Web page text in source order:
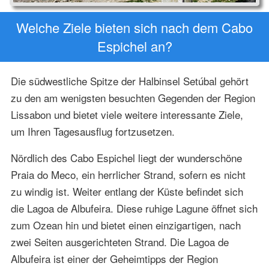
Welche Ziele bieten sich nach dem Cabo
Espichel an?
Die südwestliche Spitze der Halbinsel Setúbal gehört
zu den am wenigsten besuchten Gegenden der Region
Lissabon und bietet viele weitere interessante Ziele,
um Ihren Tagesausflug fortzusetzen.
Nördlich des Cabo Espichel liegt der wunderschöne
Praia do Meco, ein herrlicher Strand, sofern es nicht
zu windig ist. Weiter entlang der Küste befindet sich
die Lagoa de Albufeira. Diese ruhige Lagune öffnet sich
zum Ozean hin und bietet einen einzigartigen, nach
zwei Seiten ausgerichteten Strand. Die Lagoa de
Albufeira ist einer der Geheimtipps der Region